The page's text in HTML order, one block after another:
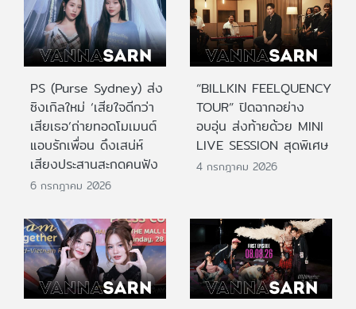
PS (Purse Sydney) ส่ง
ซิงเกิลใหม่ ‘เสียใจดีกว่า
เสียเธอ’ถ่ายทอดโมเมนต์
แอบรักเพื่อน ดึงเสน่ห์
เสียงประสานสะกดคนฟัง
6 กรกฎาคม 2026
“BILLKIN FEELQUENCY
TOUR” ปิดฉากอย่าง
อบอุ่น ส่งท้ายด้วย MINI
LIVE SESSION สุดพิเศษ
4 กรกฎาคม 2026